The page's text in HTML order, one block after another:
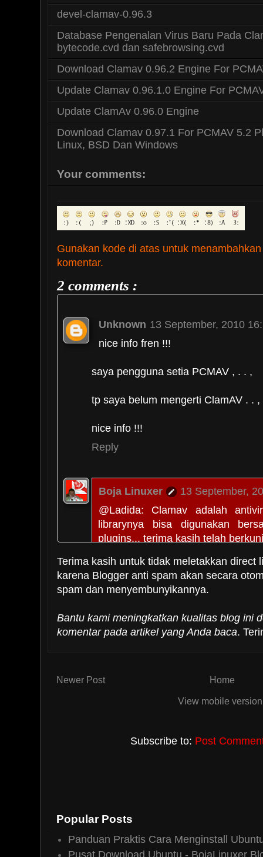
devel-clamav-0.96.3
Database Pengenalan Virus Baru Pada
bytecode.cvd dan safebrowsing.cvd
Download Clamav 0.96.2 Engine For
Update Clamav 0.96.1.0 Engine For
Update ClamAv 0.96.0 Engine
Download Clamav 0.97.1 For PCMAV 5.2
Linux, BSD Dan Windows
Your comments:
Gunakan kode di atas untuk
komentar.
2 comments :
Unknown 13 September, 2010
nice info fren !!!
saya pengguna setia PCMAV , . . ,
tp saya belum mengerti ClamAV . . ,
nice info !!!
Reply
Boja Linuxer
13 September,
@Ladida: Clamav adalah
librarynya bisa digunakan
plugins... terima kasih telah
Reply
Terima kasih untuk tidak meletakkan direct
karena Blogger anti spam akan secara
spam dan menyembunyikannya.
Bantu kami meningkatkan kualitas blog ini
komentar pada artikel yang Anda baca.
Newer Post Home
View mobile version
Subscribe to: Post
Popular Posts
Panduan Praktis Cara Menginstall
Pusat Download Ubuntu - BojaLinuxer